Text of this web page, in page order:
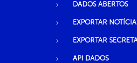
DADOS ABERTOS
EXPORTAR
EXPORTAR
API DADOS